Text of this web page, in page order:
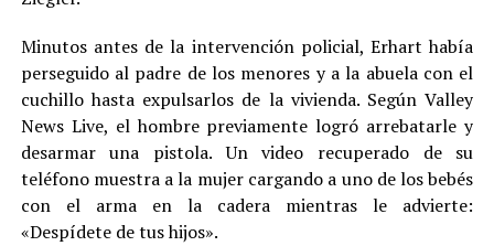
Minutos antes de la intervención policial, Erhart había
perseguido al padre de los menores y a la abuela con el
cuchillo hasta expulsarlos de la vivienda. Según Valley
News Live, el hombre previamente logró arrebatarle y
desarmar una pistola. Un video recuperado de su
teléfono muestra a la mujer cargando a uno de los bebés
con el arma en la cadera mientras le advierte:
«Despídete de tus hijos».